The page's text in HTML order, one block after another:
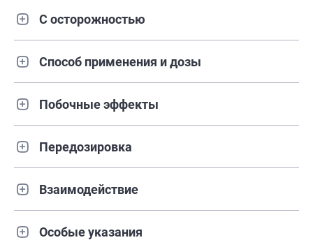
С осторожностью
Способ применения и дозы
Побочные эффекты
Передозировка
Взаимодействие
Особые указания